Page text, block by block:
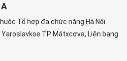
Tổ hợp đa chức năng Hà Nội
TP Mátxcơva, Liện bang